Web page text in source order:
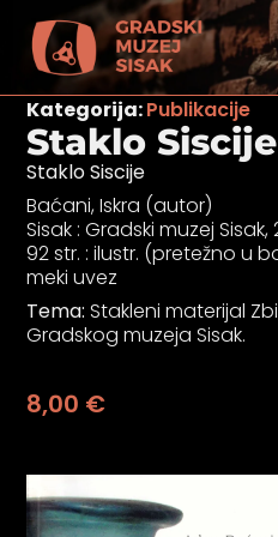
Kategorija:Publikacije
Staklo Siscije
Staklo Siscije
Baćani, Iskra (autor)
Sisak : Gradski muzej Sisak,
92 str. : ilustr. (pretežno u
meki uvez
Tema:Stakleni materijal
Gradskog muzeja Sisak.
8,00 €